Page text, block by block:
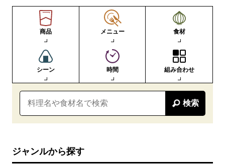
商品 メニュー 食材
シーン 時間 組み合わせ
検索
ジャンルから探す